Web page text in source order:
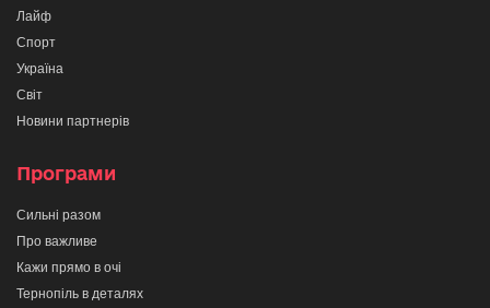
Лайф
Спорт
Україна
Світ
Новини партнерів
Програми
Сильні разом
Про важливе
Кажи прямо в очі
Тернопіль в деталях